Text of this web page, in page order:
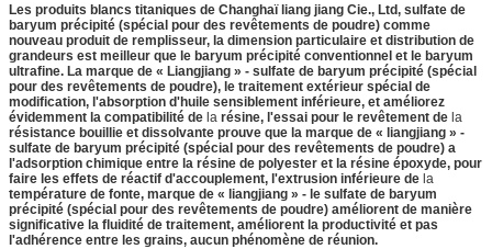
Les produits blancs titaniques de Changhaï liang jiang Cie., Ltd, sulfate de
baryum précipité (spécial pour des revêtements de poudre) comme
nouveau produit de remplisseur, la dimension particulaire et distribution de
grandeurs est meilleur que le baryum précipité conventionnel et le baryum
ultrafine. La marque de « Liangjiang » - sulfate de baryum précipité (spécial
pour des revêtements de poudre), le traitement extérieur spécial de
modification, l'absorption d'huile sensiblement inférieure, et améliorez
évidemment la compatibilité de la résine, l'essai pour le revêtement de la
résistance bouillie et dissolvante prouve que la marque de « liangjiang » -
sulfate de baryum précipité (spécial pour des revêtements de poudre) a
l'adsorption chimique entre la résine de polyester et la résine époxyde, pour
faire les effets de réactif d'accouplement, l'extrusion inférieure de la
température de fonte, marque de « liangjiang » - le sulfate de baryum
précipité (spécial pour des revêtements de poudre) améliorent de manière
significative la fluidité de traitement, améliorent la productivité et pas
l'adhérence entre les grains, aucun phénomène de réunion.